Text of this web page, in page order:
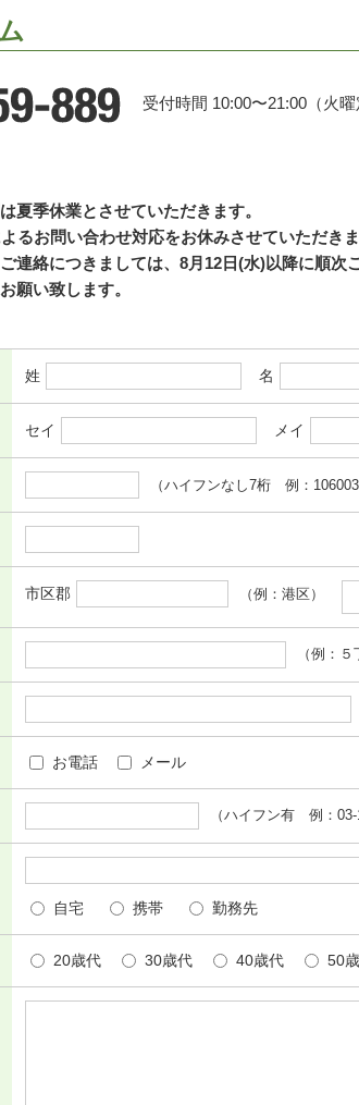
受付時間 10:00〜21:00（火曜
夏季休業とさせていただきます。
るお問い合わせ対応をお休みさせていただきま
連絡につきましては、8月12日(水)以降に順次
願い致します。